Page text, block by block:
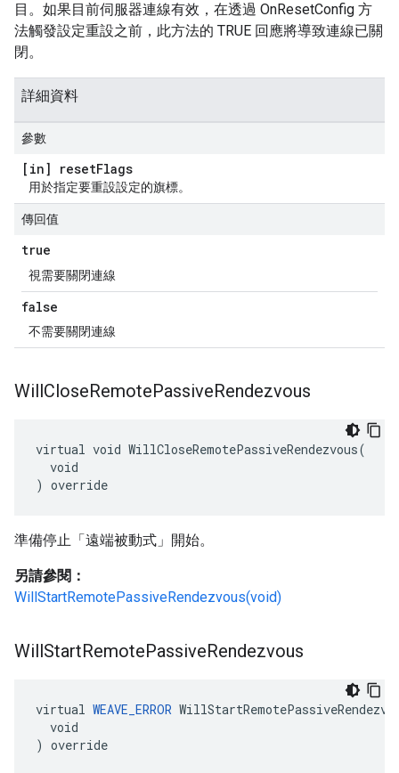
目。如果目前伺服器連線有效，在透過 OnResetConfig 方
法觸發設定重設之前，此方法的 TRUE 回應將導致連線已關
閉。
詳細資料
參數
[in] resetFlags
用於指定要重設設定的旗標。
傳回值
true
視需要關閉連線
false
不需要關閉連線
WillCloseRemotePassiveRendezvous
virtual void WillCloseRemotePassiveRendezvous(
  void
) override
準備停止「遠端被動式」開始。
另請參閱：
WillStartRemotePassiveRendezvous(void)
WillStartRemotePassiveRendezvous
virtual WEAVE_ERROR
  void
) override